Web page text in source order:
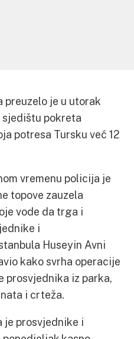
preuzelo je u utorak
pokreta
potresa Tursku već 12
vremenu policija je
topove zauzela
vode da trga i
i
Huseyin Avni
kako svrha operacije
prosvjednika iz parka,
i crteža.
je prosvjednike i